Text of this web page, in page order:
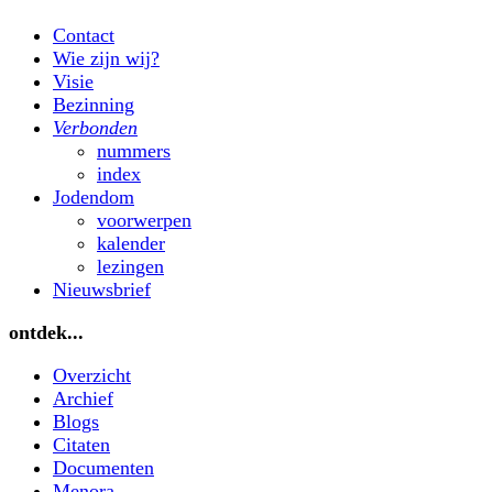
Contact
Wie zijn wij?
Visie
Bezinning
Verbonden
nummers
index
Jodendom
voorwerpen
kalender
lezingen
Nieuwsbrief
ontdek...
Overzicht
Archief
Blogs
Citaten
Documenten